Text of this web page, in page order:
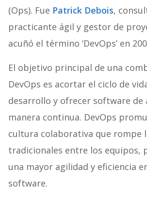
(Ops). Fue Patrick Debois,
practicante ágil y gestor de
acuñó el término ‘DevOps’ en
El objetivo principal de una
DevOps es acortar el ciclo de
desarrollo y ofrecer software de
manera continua. DevOps
cultura colaborativa que rompe
tradicionales entre los equipos,
una mayor agilidad y eficiencia
software.